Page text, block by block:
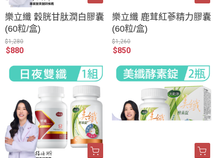
樂立纖 穀胱甘肽潤白膠囊
(60粒/盒)
$1,280
$880
樂立纖 鹿茸紅蔘精力膠囊
(60粒/盒)
$1,260
$850